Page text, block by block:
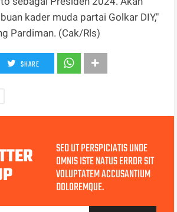
kader muda partai Golkar DIY,"
Pardiman. (Cak/Rls)
SHARE
SED UT PERSPICIATIS UNDE
OMNIS ISTE NATUS ERROR SIT
VOLUPTATEM ACCUSANTIUM
DOLOREMQUE.